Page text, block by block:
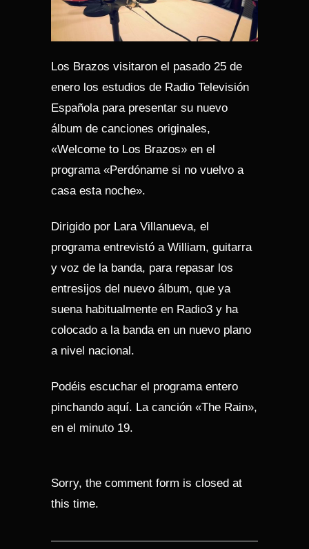
Los Brazos visitaron el pasado 25 de
enero los estudios de Radio Televisión
Española para presentar su nuevo
álbum de canciones originales,
«Welcome to Los Brazos» en el
programa «Perdóname si no vuelvo a
casa esta noche».
Dirigido por Lara Villanueva, el
programa entrevistó a William, guitarra
y voz de la banda, para repasar los
entresijos del nuevo álbum, que ya
suena habitualmente en Radio3 y ha
colocado a la banda en un nuevo plano
a nivel nacional.
Podéis escuchar el programa entero
pinchando aquí. La canción «The Rain»,
en el minuto 19.
Sorry, the comment form is closed at
this time.